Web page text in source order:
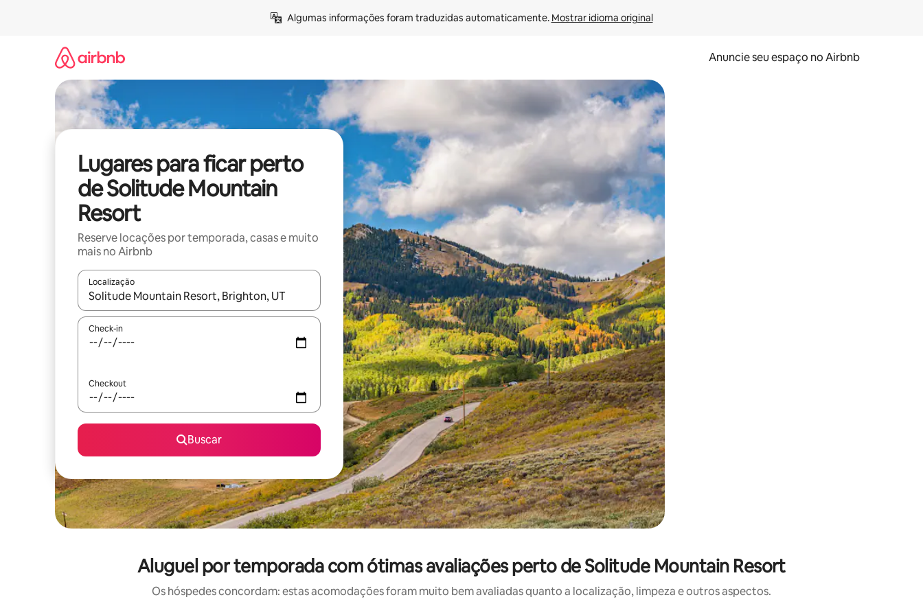
Algumas informações foram traduzidas automaticamente. Mostrar idioma original
Anuncie seu espaço no Airbnb
Lugares para ficar perto
de Solitude Mountain
Resort
Reserve locações por temporada, casas e muito
mais no Airbnb
Localização
Quando os resultados estiverem disponíveis, explore-os usando as seta para cima e para baixo do teclado ou tocando e deslizando o dedo na tela.
Check-in
Checkout
Buscar
Aluguel por temporada com ótimas avaliações perto de Solitude Mountain Resort
Os hóspedes concordam: estas acomodações foram muito bem avaliadas quanto a localização, limpeza e outros aspectos.